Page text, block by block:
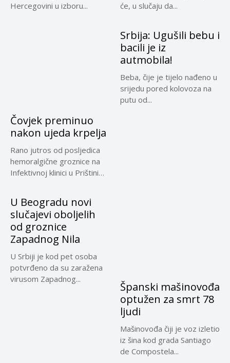
Hercegovini u izboru...
će, u slučaju da...
Čovjek preminuo
nakon ujeda krpelja
Rano jutros od posljedica
hemoralgične groznice na
Infektivnoj klinici u Prištini
Srbija: Ugušili bebu i
bacili je iz
autmobila!
Beba, čije je tijelo nađeno u
srijedu pored kolovoza na
putu od...
U Beogradu novi
slučajevi oboljelih
od groznice
Zapadnog Nila
U Srbiji je kod pet osoba
potvrđeno da su zaražena
virusom Zapadnog...
Španski mašinovođa
optužen za smrt 78
ljudi
Mašinovođa čiji je voz izletio
iz šina kod grada Santiago
de Compostela...